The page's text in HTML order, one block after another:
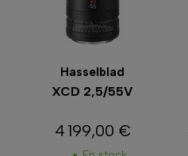
Hasselblad
XCD 2,5/55V
Prix
4 199,00 €